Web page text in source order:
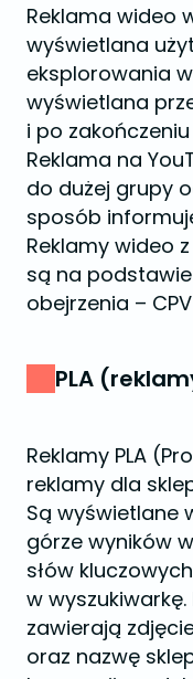
Reklama wideo
wyświetlana
eksplorowania
wyświetlana
i po
Reklama na
do dużej grupy
sposób
Reklamy wideo
są na
obejrzenia –
PLA
Reklamy PLA
reklamy dla
Są wyświetlane
górze wyników
słów
w
zawierają
oraz nazwę